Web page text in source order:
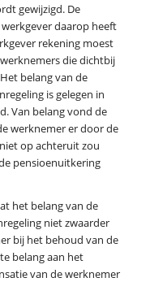
gewijzigd. De
daarop heeft
rekening moest
die dichtbij
belang van de
is gelegen in
Van belang vond de
werknemer er door de
op achteruit zou
pensioenuitkering
het belang van de
niet zwaarder
bij het behoud van de
belang aan het
van de werknemer